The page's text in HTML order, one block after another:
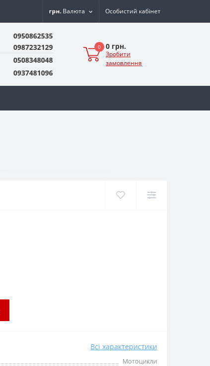
грн. Валюта Особистий кабінет
0950862535
0987232129
0508348048
0937481096
0 0 грн.
Зробити
замовлення
Всі характеристики
Мотоцикли